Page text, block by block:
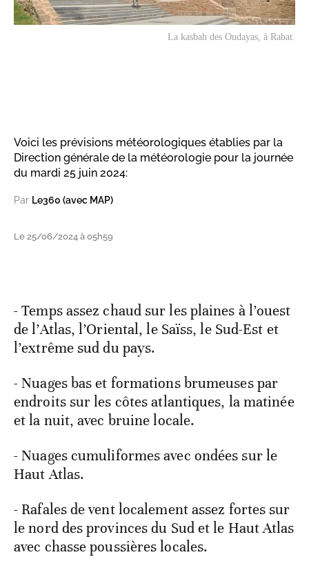
La kasbah des Oudayas, à Rabat.
Voici les prévisions météorologiques établies par la
Direction générale de la météorologie pour la journée
du mardi 25 juin 2024:
Par Le360 (avec MAP)
Le 25/06/2024 à 05h59
- Temps assez chaud sur les plaines à l’ouest
de l’Atlas, l’Oriental, le Saïss, le Sud-Est et
l’extrême sud du pays.
- Nuages bas et formations brumeuses par
endroits sur les côtes atlantiques, la matinée
et la nuit, avec bruine locale.
- Nuages cumuliformes avec ondées sur le
Haut Atlas.
- Rafales de vent localement assez fortes sur
le nord des provinces du Sud et le Haut Atlas
avec chasse poussières locales.